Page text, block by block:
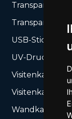
Transparente
Transparente
USB-Sticks
UV-Druck auf
Visitenkarten
Visitenkarten-
Wandkalender